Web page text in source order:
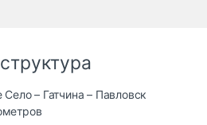
– Гатчина – Павловск